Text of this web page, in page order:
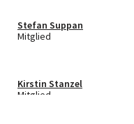
Stefan Suppan
Mitglied
Kirstin Stanzel
Mitglied